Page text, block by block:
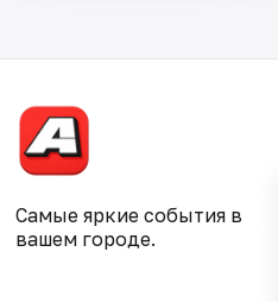
Самые яркие события в
вашем городе.